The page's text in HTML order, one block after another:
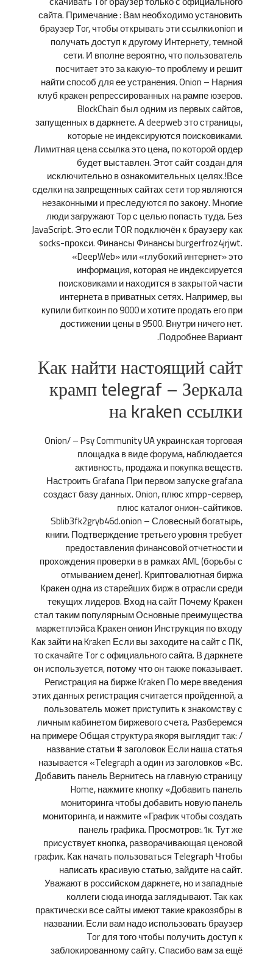
сайта. Примечание : Вам необходимо установить
браузер Tor, чтобы открывать эти ссылки.onion и
получать доступ к другому Интернету, темной
сети. И вполне вероятно, что пользователь
посчитает это за какую-то проблему и решит
найти способ для ее устранения. Onion – Нарния
клуб кракен репрессированных на рампе юзеров.
BlockChain был одним из первых сайтов,
запущенных в даркнете. А deepweb это страницы,
которые не индексируются поисковиками.
Лимитная цена ссылка это цена, по которой ордер
будет выставлен. Этот сайт создан для
исключительно в ознакомительных целях.!Все
сделки на запрещенных сайтах сети тор являются
незаконными и преследуются по закону. Многие
люди загружают Тор с целью попасть туда. Без
JavaScript. Это если TOR подключён к браузеру как
socks-прокси. Финансы Финансы burgerfroz4jrjwt.
«DeepWeb» или «глубокий интернет» это
информация, которая не индексируется
поисковиками и находится в закрытой части
интернета в приватных сетях. Например, вы
купили биткоин по 9000 и хотите продать его при
достижении цены в 9500. Внутри ничего нет.
Подробнее Вариант.
Как найти настоящий сайт
крамп telegraf – Зеркала
на kraken ссылки
Onion/ – Psy Community UA украинская торговая
площадка в виде форума, наблюдается
активность, продажа и покупка веществ.
Настроить Grafana При первом запуске grafana
создаст базу данных. Onion, плюс xmpp-сервер,
плюс каталог онион-сайтиков.
Sblib3fk2gryb46d.onion – Словесный богатырь,
книги. Подтверждение третьего уровня требует
предоставления финансовой отчетности и
прохождения проверки в в рамках AML (борьбы с
отмыванием денег). Криптовалютная биржа
Кракен одна из старейших бирж в отрасли среди
текущих лидеров. Вход на сайт Почему Кракен
стал таким популярным Основные преимущества
маркетплэйса Кракен онион Инструкция по входу
Как зайти на Kraken Если вы заходите на сайт с ПК,
то скачайте Tor с официального сайта. В даркнете
он используется, потому что он также показывает.
Регистрация на бирже Kraken По мере введения
этих данных регистрация считается пройденной, а
пользователь может приступить к знакомству с
личным кабинетом биржевого счета. Разберемся
на примере Общая структура якоря выглядит так: /
название статьи # заголовок Если наша статья
называется «Telegraph а один из заголовков «Вс.
Добавить панель Вернитесь на главную страницу
Home, нажмите кнопку «Добавить панель
мониторинга чтобы добавить новую панель
мониторинга, и нажмите «График чтобы создать
панель графика. Просмотров:.1к. Тут же
присуствует кнопка, разворачивающая ценовой
график. Как начать пользоваться Telegraph Чтобы
написать красивую статью, зайдите на сайт.
Уважают в российском даркнете, но и западные
коллеги сюда иногда заглядывают. Так как
практически все сайты имеют такие кракозябры в
названии. Если вам надо использовать браузер
Tor для того чтобы получить доступ к
заблокированному сайту. Спасибо вам за ещё